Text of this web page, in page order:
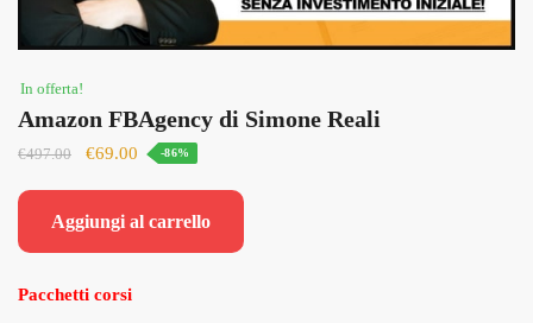
In offerta!
Amazon FBAgency di Simone Reali
€497.00
Il
era:
€69.00 Il
è:
-86%
Aggiungi al carrello
Pacchetti corsi